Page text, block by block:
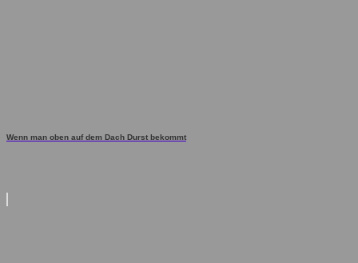
Wenn man oben auf dem Dach Durst bekommt